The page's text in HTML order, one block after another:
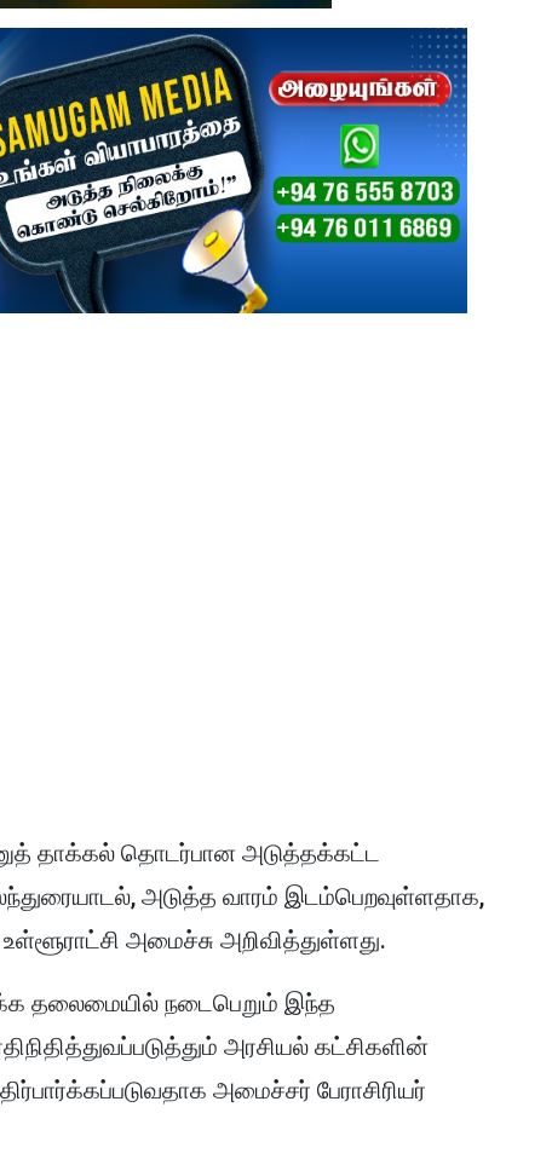
தாக்கல் தொடர்பான அடுத்தக்கட்ட
அடுத்த வாரம் இடம்பெறவுள்ளதாக,
அமைச்சு அறிவித்துள்ளது.
தலைமையில் நடைபெறும் இந்த
அரசியல் கட்சிகளின்
அமைச்சர் பேராசிரியர்